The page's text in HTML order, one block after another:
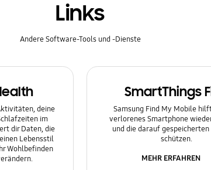
Links
Andere Software-Tools und -Dienste
deine
im
dir Daten, die
Lebensstil
Wohlbefinden
SmartThings
Samsung Find My Mobile
verlorenes Smartphone
und die darauf
schützen.
MEHR ERFAHREN